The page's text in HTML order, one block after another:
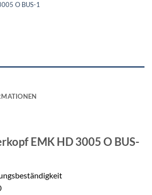
O BUS-1
EMK HD 3005 O BUS-